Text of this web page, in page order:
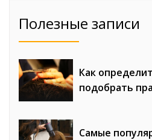
Полезные записи
Как
подобрать
Самые